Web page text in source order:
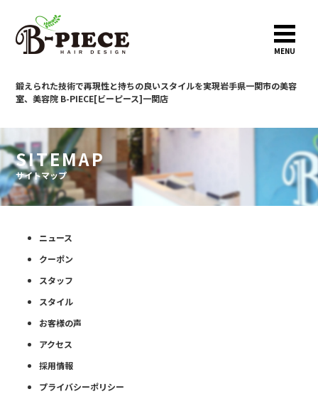
鍛えられた技術で再現性と持ちの良いスタイルを実現岩手県一関市の美容
室、美容院 B-PIECE[ビーピース]一関店
MENU
SITEMAP
サイトマップ
ニュース
クーポン
スタッフ
スタイル
お客様の声
アクセス
採用情報
プライバシーポリシー